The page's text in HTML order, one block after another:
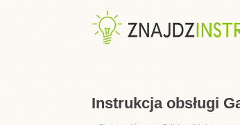
Instrukcja obsługi